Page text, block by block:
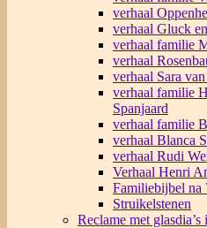
verhaal
verhaal Gluck
verhaal familie
verhaal
verhaal Sara
verhaal familie
Spanjaard
verhaal familie
verhaal Blanca
verhaal Rudi
Verhaal Henri
Familiebijbel na
Struikelstenen
Reclame met